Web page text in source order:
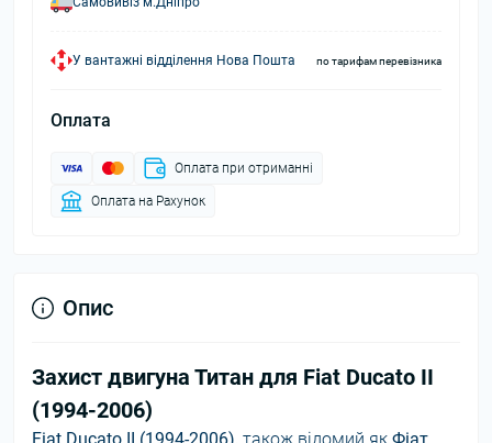
У вантажні відділення Нова Пошта по тарифам перевізника
Оплата
Оплата при отриманні
Оплата на Рахунок
Опис
Захист двигуна Титан для Fiat Ducato II
(1994-2006)